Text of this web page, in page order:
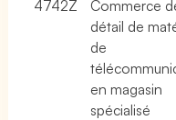
4742Z
Commerce
détail de
de
en magasin
spécialisé